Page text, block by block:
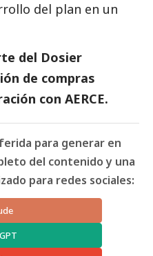
del plan en un
del Dosier
de compras
con AERCE.
para generar en
del contenido y una
para redes sociales: